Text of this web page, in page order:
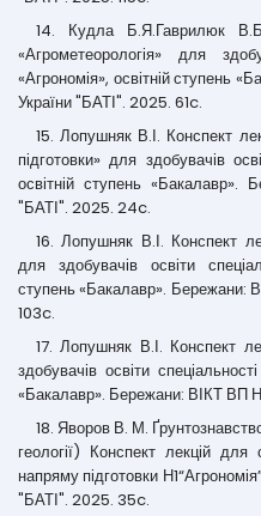
14. Кудла Б.Я.Гаврилюк
«Агрометеорологія» для
«Агрономія», освітній ступень
України "БАТІ". 2025. 61c.
15. Лопушняк В.І. Конспект
підготовки» для здобувачів
освітній ступень
"БАТІ". 2025. 24c.
16. Лопушняк В.І. Конспект
для здобувачів освіти
ступень «Бакалавр». Бережани:
103c.
17. Лопушняк В.І. Конспект
здобувачів освіти
«Бакалавр». Бережани: ВІКТ ВП
18. Яворов В. М.
геології) Конспект лекцій
напряму підготовки
"БАТІ". 2025. 35c.